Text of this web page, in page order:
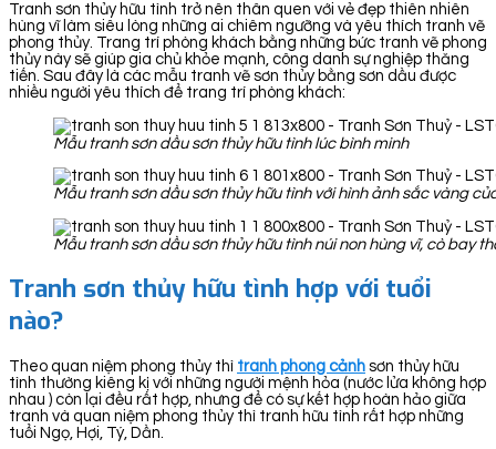
Tranh sơn thủy hữu tình trở nên thân quen với vẻ đẹp thiên nhiên
hùng vĩ làm siêu lòng những ai chiêm ngưỡng và yêu thích tranh vẽ
phong thủy. Trang trí phòng khách bằng những bức tranh vẽ phong
thủy này sẽ giúp gia chủ khỏe mạnh, công danh sự nghiệp thăng
tiến. Sau đây là các mẫu tranh vẽ sơn thủy bằng sơn dầu được
nhiều người yêu thích để trang trí phòng khách:
Mẫu tranh sơn dầu sơn thủy hữu tình lúc bình minh
Mẫu tranh sơn dầu sơn thủy hữu tình với hình ảnh sắc vàng
Mẫu tranh sơn dầu sơn thủy hữu tình núi non hùng vĩ, cò bay
Tranh sơn thủy hữu tình hợp với tuổi
nào?
Theo quan niệm phong thủy thì tranh phong cảnh sơn thủy hữu
tình thường kiêng kị với những người mệnh hỏa (nước lửa không hợp
nhau ) còn lại đều rất hợp, nhưng để có sự kết hợp hoàn hảo giữa
tranh và quan niệm phong thủy thì tranh hữu tình rất hợp những
tuổi Ngọ, Hợi, Tý, Dần.